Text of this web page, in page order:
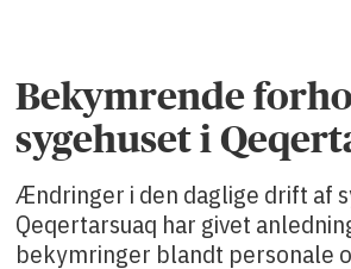
Bekymrende
sygehuset i
Ændringer i den daglige drift af
Qeqertarsuaq har givet
bekymringer blandt personale